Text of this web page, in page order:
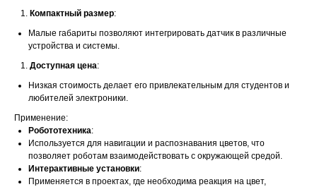
Компактный размер:
Малые габариты позволяют интегрировать датчик в различные
устройства и системы.
Доступная цена:
Низкая стоимость делает его привлекательным для студентов и
любителей электроники.
Применение:
Робототехника:
Используется для навигации и распознавания цветов, что
позволяет роботам взаимодействовать с окружающей средой.
Интерактивные установки:
Применяется в проектах, где необходима реакция на цвет,